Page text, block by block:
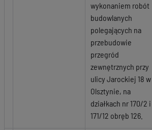
wykonaniem robót
budowlanych
polegających na
przebudowie
przegród
zewnętrznych przy
ulicy Jarockiej 18 w
Olsztynie, na
działkach nr 170/2 i
171/12 obręb 126.